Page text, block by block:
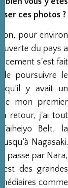
ces photos ?
pour environ
du pays a
s’est fait
poursuivre le
qu’il y avait un
mon premier
retour, j’ai tout
Belt, la
Nagasaki.
passe par Nara,
des grandes
comme